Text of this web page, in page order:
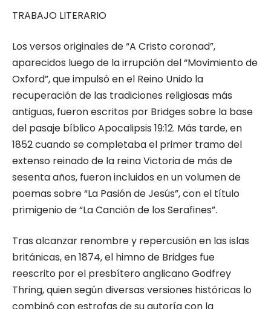
TRABAJO LITERARIO
Los versos originales de “A Cristo coronad”,
aparecidos luego de la irrupción del “Movi­miento de
Oxford”, que impulsó en el Rei­no Unido la
recuperación de las tradiciones religiosas más
antiguas, fueron escritos por Bridges sobre la base
del pasaje bíblico Apo­calipsis 19:12. Más tarde, en
1852 cuando se completaba el primer tramo del
extenso rei­nado de la reina Victoria de más de
sesenta años, fueron incluidos en un volumen de
poemas sobre “La Pasión de Jesús”, con el título
primigenio de “La Canción de los Se­rafines”.
Tras alcanzar renombre y repercusión en las islas
británicas, en 1874, el himno de Bridges fue
reescrito por el presbítero angli­cano Godfrey
Thring, quien según diversas versiones históricas lo